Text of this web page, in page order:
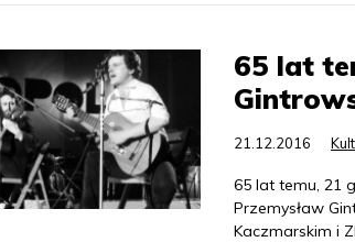
65 lat
21.12.2016
65 lat temu, 21
Przemysław
Kaczmarskim i